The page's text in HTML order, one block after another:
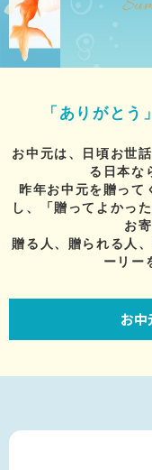
「ありがとう
お中元は、日頃お世
る日本な
昨年お中元を贈って
し、「贈ってよかっ
お
贈る人、贈られる人
ーリー
お中